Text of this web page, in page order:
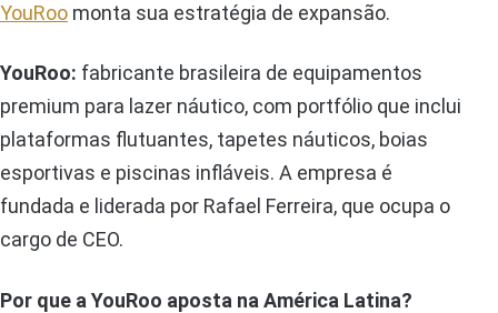
YouRoo monta sua estratégia de expansão.
YouRoo: fabricante brasileira de equipamentos
premium para lazer náutico, com portfólio que inclui
plataformas flutuantes, tapetes náuticos, boias
esportivas e piscinas infláveis. A empresa é
fundada e liderada por Rafael Ferreira, que ocupa o
cargo de CEO.
Por que a YouRoo aposta na América Latina?